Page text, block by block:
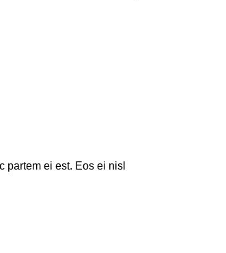
partem ei est. Eos ei nisl